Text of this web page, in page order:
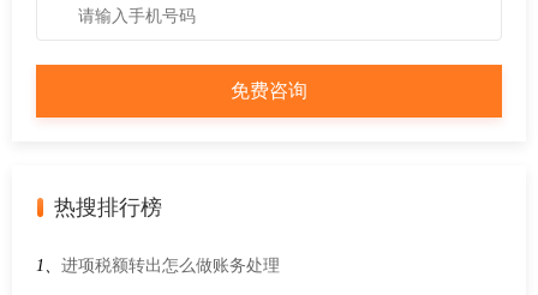
热搜排行榜
1、 进项税额转出怎么做账务处理